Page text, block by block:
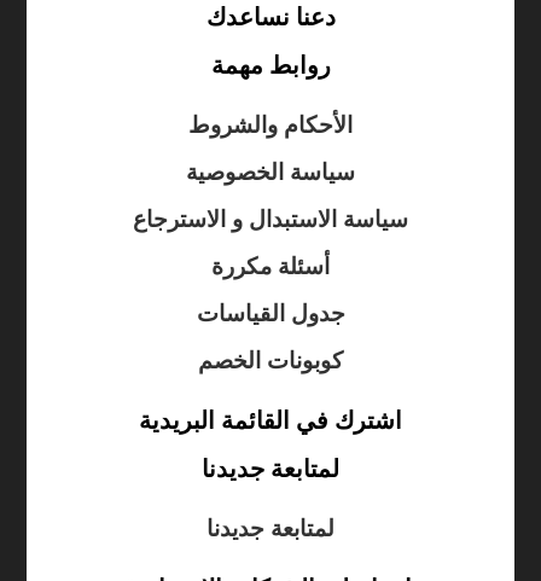
دعنا نساعدك
روابط مهمة
الأحكام والشروط
سياسة الخصوصية
سياسة الاستبدال و الاسترجاع
أسئلة مكررة
جدول القياسات
كوبونات الخصم
اشترك في القائمة البريدية
لمتابعة جديدنا
لمتابعة جديدنا